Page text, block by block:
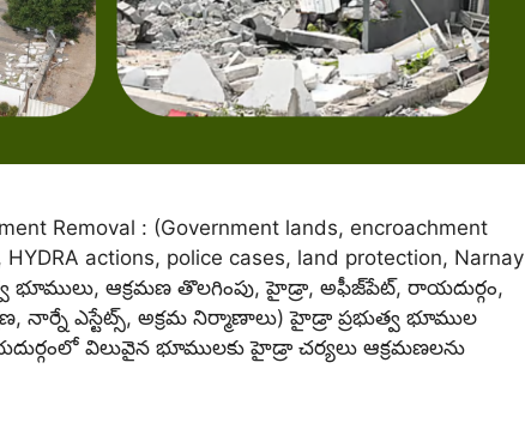
Removal : (Government lands, encroachment
actions, police cases, land protection, Narnay
భూములు, ఆక్రమణ తొలగింపు, హైడ్రా, అఫీజ్‌పేట్, రాయదుర్గం,
నార్నే ఎస్టేట్స్, అక్రమ నిర్మాణాలు) హైడ్రా ప్రభుత్వ భూముల
విలువైన భూములకు హైడ్రా చర్యలు ఆక్రమణలను